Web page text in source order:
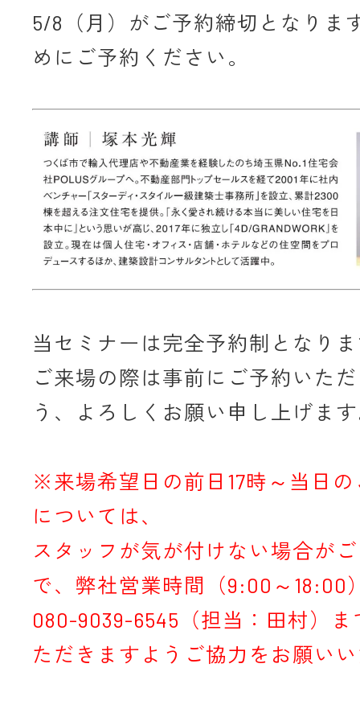
5/8（月）がご予約締切となりま
めにご予約ください。
当セミナーは完全予約制となり
ご来場の際は事前にご予約いた
う、よろしくお願い申し上げま
※来場希望日の前日17時～当日
については、
スタッフが気が付けない場合が
で、弊社営業時間（9:00～18:00
080-9039-6545（担当：田村）
ただきますようご協力をお願い